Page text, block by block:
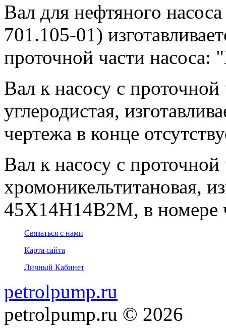
Вал для нефтяного
701.105-01)
проточной части насоса:
Вал к насосу с
углеродистая,
чертежа в конце
Вал к насосу с
хромоникельтитановая,
45Х14Н14В2М, в номере
Связаться с нами
Карта сайта
Личный Кабинет
petrolpump.ru
petrolpump.ru © 2026